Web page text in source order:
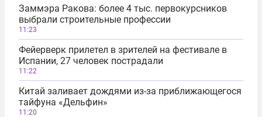
Заммэра Ракова: более 4 тыс. первокурсников
выбрали строительные профессии
11:23
Фейерверк прилетел в зрителей на фестивале в
Испании, 27 человек пострадали
11:22
Китай заливает дождями из-за приближающегося
тайфуна «Дельфин»
11:20